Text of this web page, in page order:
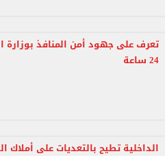
تعرف على جهود أمن المنافذ بوزارة
24 ساعة
الداخلية تطيح بالتعديات على أملاك